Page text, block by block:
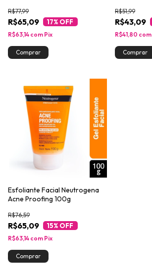
R$65,09
R$77,99
17% OFF
R$63,14 com Pix
R$43,09
R$51,99
R$41,80 com
Esfoliante Facial Neutrogena
Acne Proofing 100g
R$65,09
R$76,59
15% OFF
R$63,14 com Pix